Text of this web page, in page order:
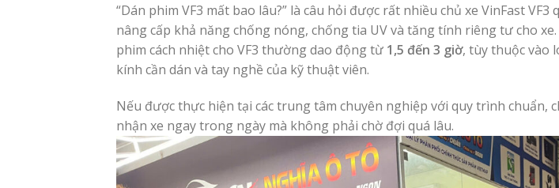
“Dán phim VF3 mất bao lâu?” là câu hỏi được rất nhiều chủ xe VinFast VF3
nâng cấp khả năng chống nóng, chống tia UV và tăng tính riêng tư cho
phim cách nhiệt cho VF3 thường dao động từ 1,5 đến 3 giờ, tùy thuộc vào
kính cần dán và tay nghề của kỹ thuật viên.
Nếu được thực hiện tại các trung tâm chuyên nghiệp với quy trình chuẩn,
nhận xe ngay trong ngày mà không phải chờ đợi quá lâu.